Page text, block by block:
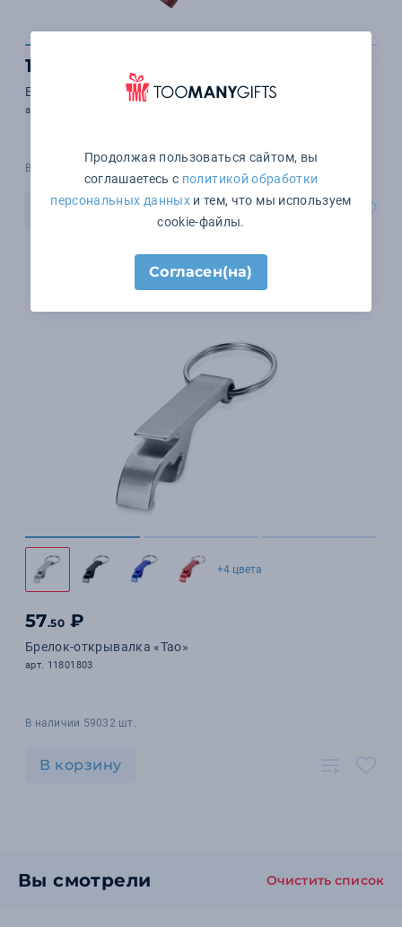
135 ₽
Брелок Тоскана в подарочной упаковке
арт. 12017.19
В наличии 344 шт.
В корзину
+4 цвета
57.50 ₽
Брелок-открывалка «Tao»
арт. 11801803
В наличии 59032 шт.
В корзину
Вы смотрели Очистить список
Продолжая пользоваться сайтом, вы
соглашаетесь с политикой обработки
персональных данныхи тем, что мы используем
cookie-файлы.
Согласен(на)